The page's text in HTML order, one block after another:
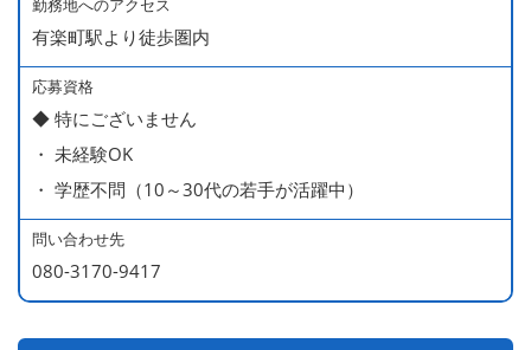
勤務地へのアクセス
有楽町駅より徒歩圏内
応募資格
◆ 特にございません
・ 未経験OK
・ 学歴不問（10～30代の若手が活躍中）
問い合わせ先
080-3170-9417